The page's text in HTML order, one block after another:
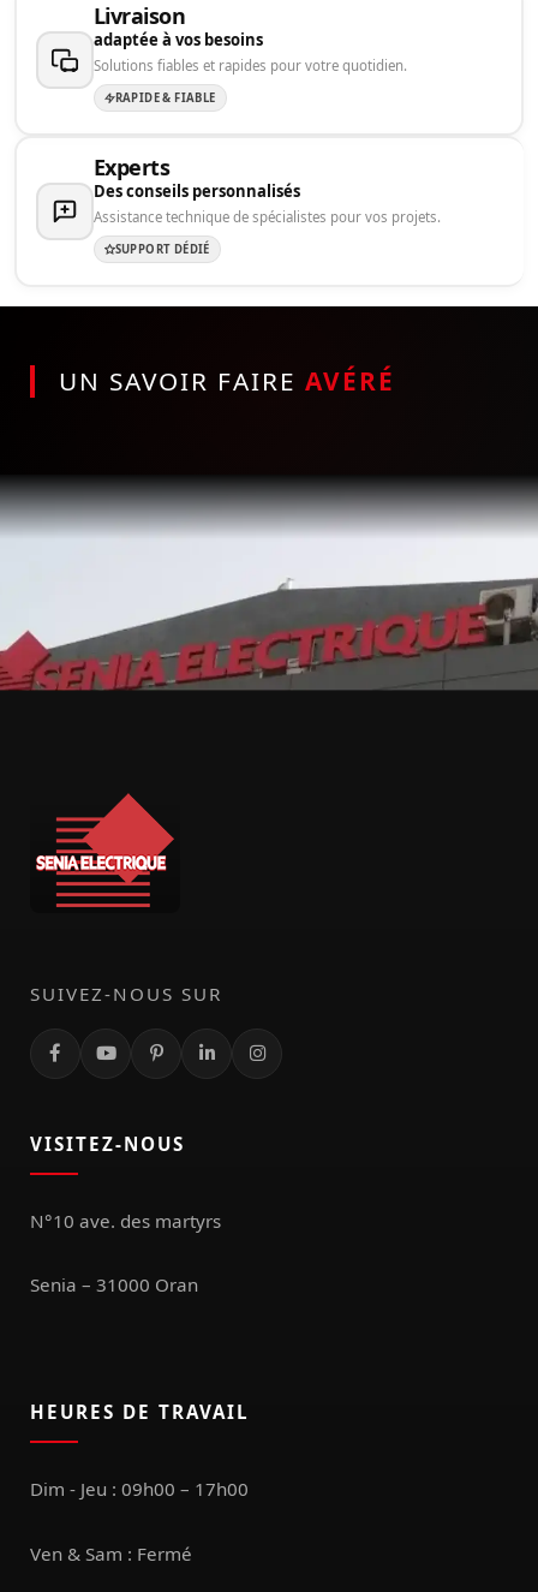
Livraison
adaptée à vos besoins
Solutions fiables et rapides pour votre quotidien.
RAPIDE & FIABLE
Experts
Des conseils personnalisés
Assistance technique de spécialistes pour vos projets.
SUPPORT DÉDIÉ
UN SAVOIR FAIRE AVÉRÉ
SUIVEZ-NOUS SUR
VISITEZ-NOUS
N°10 ave. des martyrs
Senia – 31000 Oran
HEURES DE TRAVAIL
Dim - Jeu : 09h00 – 17h00
Ven & Sam : Fermé